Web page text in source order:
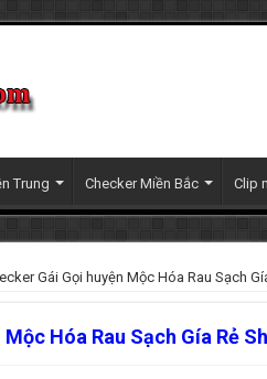
Trung Checker Miền Bắc Clip
Gái Gọi huyện Mộc Hóa Rau Sạch
Hóa Rau Sạch Gía Rẻ